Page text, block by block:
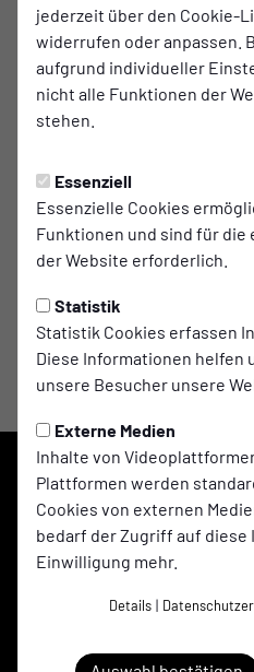
jederzeit über den Cookie-
widerrufen oder anpassen.
aufgrund individueller
nicht alle Funktionen der
stehen.
Essenziell
Essenzielle Cookies
Funktionen und sind für
der Website erforderlich.
Statistik
Statistik Cookies erfassen
Diese Informationen helfen
unsere Besucher unsere
Externe Medien
Inhalte von
Plattformen werden
Cookies von externen
bedarf der Zugriff auf diese
Einwilligung mehr.
Details |
Spielort
DJK Rhede
Am Sportzentrum 4